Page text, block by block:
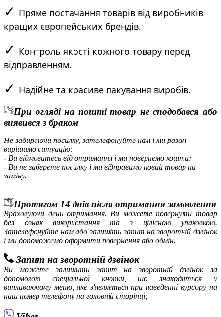
✓ Пряме постачання товарів від виробників
кращих європейських брендів.
✓ Контроль якості кожного товару перед
відправленням.
✓ Надійне та красиве пакування виробів.
При огляді на пошті товар не сподобався або
виявився з браком
Не забираючи посилку, зателефонуйте нам і ми разом
вирішимо ситуацію:
- Ви відмовитесь від отримання і ми повернемо кошти;
- Ви не заберете посилку і ми відправимо новий товар на
заміну.
Протягом 14 днів після отримання замовлення
Враховуючи день отримання. Ви можете повернути товар
без ознак використання та з цілісною упаковкою.
Зателефонуйте нам або залишіть запит на зворотній дзвінок
і ми допоможемо оформити повернення або обмін.
Запит на зворотній дзвінок
Ви можете залишити запит на зворотній дзвінок за
допомогою спеціальної кнопки, що знаходиться у
випливаючому меню, яке з'являється при наведенні курсору на
наш номер телефону на головній сторінці;